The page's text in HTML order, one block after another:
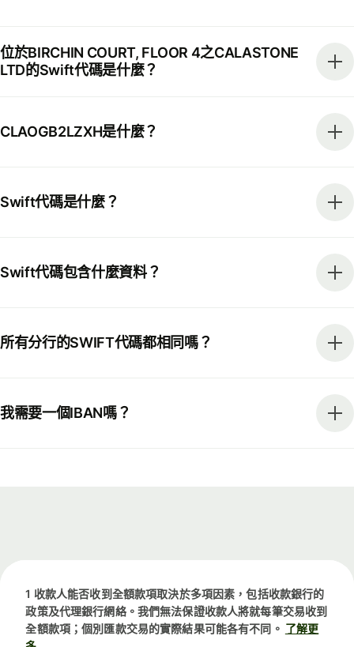
位於BIRCHIN COURT, FLOOR 4之CALASTONE
LTD的Swift代碼是什麼？
CLAOGB2LZXH是什麼？
Swift代碼是什麼？
Swift代碼包含什麼資料？
所有分行的SWIFT代碼都相同嗎？
我需要一個IBAN嗎？
1 收款人能否收到全額款項取決於多項因素，包括收款銀行的
政策及代理銀行網絡。我們無法保證收款人將就每筆交易收到
全額款項；個別匯款交易的實際結果可能各有不同。 了解更